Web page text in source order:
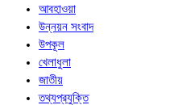
আবহাওয়া
উন্নয়ন সংবাদ
উপকূল
খেলাধুলা
জাতীয়
তথ্যপ্রযুক্তি